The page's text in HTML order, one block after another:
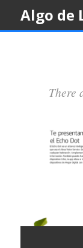
content
Algo de
There